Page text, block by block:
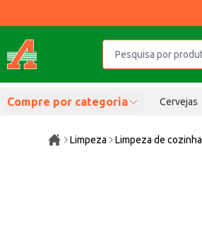
Compre por categoria Cervejas
Limpeza Limpeza de cozinha